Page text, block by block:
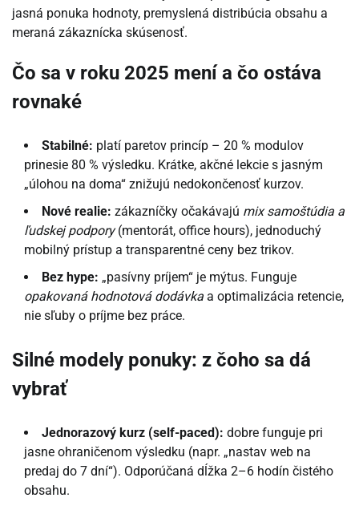
jasná ponuka hodnoty, premyslená distribúcia obsahu a
meraná zákaznícka skúsenosť.
Čo sa v roku 2025 mení a čo ostáva
rovnaké
Stabilné: platí paretov princíp – 20 % modulov
prinesie 80 % výsledku. Krátke, akčné lekcie s jasným
„úlohou na doma“ znižujú nedokončenosť kurzov.
Nové realie: zákazníčky očakávajú mix samoštúdia a
ľudskej podpory(mentorát, office hours), jednoduchý
mobilný prístup a transparentné ceny bez trikov.
Bez hype: „pasívny príjem“ je mýtus. Funguje
opakovaná hodnotová dodávka a optimalizácia retencie,
nie sľuby o príjme bez práce.
Silné modely ponuky: z čoho sa dá
vybrať
Jednorazový kurz (self-paced): dobre funguje pri
jasne ohraničenom výsledku (napr. „nastav web na
predaj do 7 dní“). Odporúčaná dĺžka 2–6 hodín čistého
obsahu.